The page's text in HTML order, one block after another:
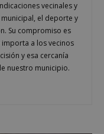
vecinales y
el deporte y
Su compromiso es
a los vecinos
y esa cercanía
nuestro municipio.